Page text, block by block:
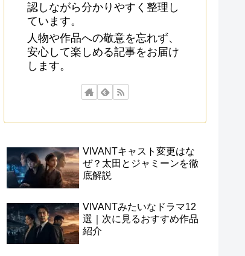
認しながら分かりやすく整理し
ています。
人物や作品への敬意を忘れず、
安心して楽しめる記事をお届け
します。
VIVANTキャスト変更はな
ぜ？太田とジャミーンを徹
底解説
VIVANTみたいなドラマ12
選｜次に見るおすすめ作品
紹介